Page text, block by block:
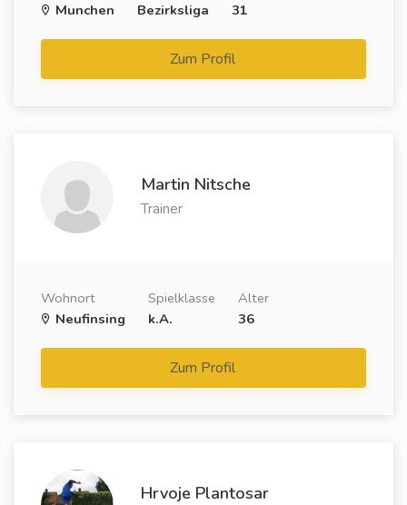
Munchen
Bezirksliga
31
Zum Profil
Martin Nitsche
Trainer
Wohnort
Neufinsing
Spielklasse
k.A.
Alter
36
Zum Profil
Hrvoje Plantosar